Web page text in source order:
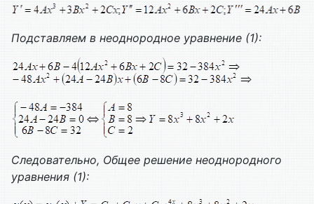
Подставляем в неоднородное уравнение (1):
Следовательно, Общее решение неоднородного
уравнения (1):